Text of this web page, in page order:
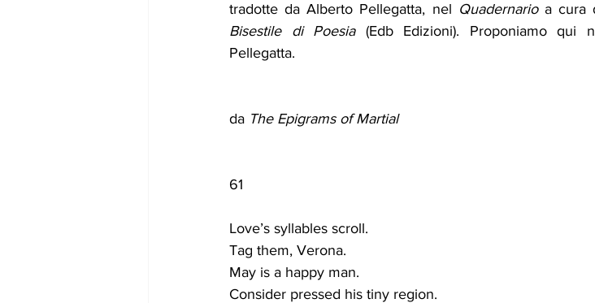
tradotte da Alberto Pellegatta, nel Quadernario
Bisestile di Poesia (Edb Edizioni). Proponiamo qui
Pellegatta.
da The Epigrams of Martial
61
Love’s syllables scroll.
Tag them, Verona.
May is a happy man.
Consider pressed his tiny region.